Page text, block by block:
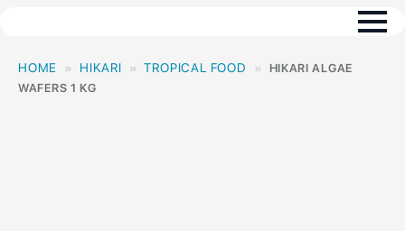
HOME HIKARI TROPICAL FOOD
HIKARI ALGAE
WAFERS 1 KG